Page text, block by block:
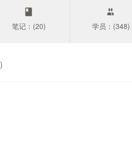
笔记：(20) 学员：(348)